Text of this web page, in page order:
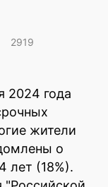
2919
2024 года
жители
о
лет (18%).